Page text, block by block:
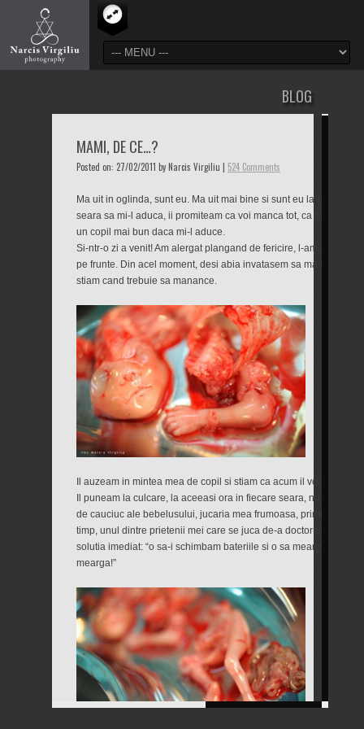
BLOG
MAMI, DE CE…?
Posted on: 27/02/2011 by Narcis Virgiliu | 524 Comments
Ma uit in oglinda, sunt eu. Ma uit mai bine si sunt eu la 6 ani. Ma
seara sa mi-l aduca, ii promiteam ca voi manca tot, ca ma voi
un copil mai bun daca mi-l aduce.
Si-ntr-o zi a venit! Am alergat plangand de fericire, l-am strans la
pe frunte. Din acel moment, desi abia invatasem sa ma ghidez
stiam cand trebuie sa manance.
Il auzeam in mintea mea de copil si stiam ca acum il voi duce la
Il puneam la culcare, la aceeasi ora in fiecare seara, nu inainte
de cauciuc ale bebelusului, jucaria mea frumoasa, primita de la
timp, unul dintre prietenii mei care se juca de-a doctorul l-a
solutia imediat: “o sa-i schimbam bateriile si o sa mearga din
mearga!”